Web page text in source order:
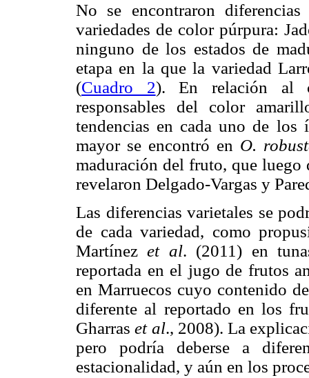
No se encontraron
variedades de color púrpura:
ninguno de los estados de
etapa en la que la variedad
(Cuadro 2). En relación al
responsables del color
tendencias en cada uno de los
mayor se encontró en O.
maduración del fruto, que luego
revelaron Delgado-Vargas y
Las diferencias varietales se
de cada variedad, como
Martínezet al. (2011) en
reportada en el jugo de frutos
en Marruecos cuyo contenido
diferente al reportado en los
Gharraset al., 2008). La
pero podría deberse a
estacionalidad, y aún en los